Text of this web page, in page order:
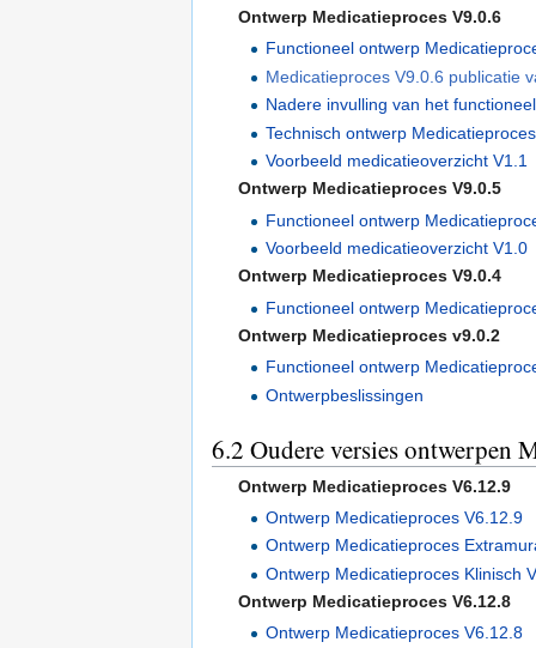
Ontwerp Medicatieproces V9.0.6
Functioneel ontwerp
Medicatieproces V9.0.6 publicatie
Nadere invulling van het
Technisch ontwerp
Voorbeeld medicatieoverzicht V1.1
Ontwerp Medicatieproces V9.0.5
Functioneel ontwerp
Voorbeeld medicatieoverzicht V1.0
Ontwerp Medicatieproces V9.0.4
Functioneel ontwerp
Ontwerp Medicatieproces v9.0.2
Functioneel ontwerp
Ontwerpbeslissingen
6.2 Oudere versies ontwerpen
Ontwerp Medicatieproces V6.12.9
Ontwerp Medicatieproces V6.12.9
Ontwerp Medicatieproces
Ontwerp Medicatieproces Klinisch
Ontwerp Medicatieproces V6.12.8
Ontwerp Medicatieproces V6.12.8